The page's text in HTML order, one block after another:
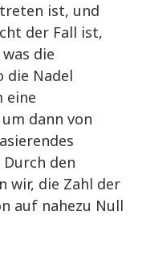
ist, und
der Fall ist,
die
die Nadel
eine
dann von
den
wir, die Zahl der
auf nahezu Null